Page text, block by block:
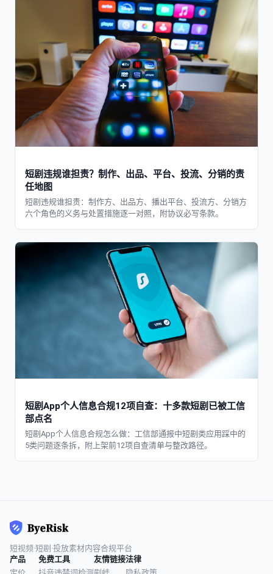
短剧违规谁担责？制作、出品、平台、投流、分销的责
任地图
短剧违规谁担责：制作方、出品方、播出平台、投流方、分销方
六个角色的义务与处置措施逐一对照，附协议必写条款。
短剧App个人信息合规12项自查：十多款短剧已被工信
部点名
短剧App个人信息合规怎么做：工信部通报中短剧类应用踩中的
5类问题逐条拆，附上架前12项自查清单与整改路径。
短视频·短剧·投放素材内容合规平台
产品
免费工具
友情链接法律